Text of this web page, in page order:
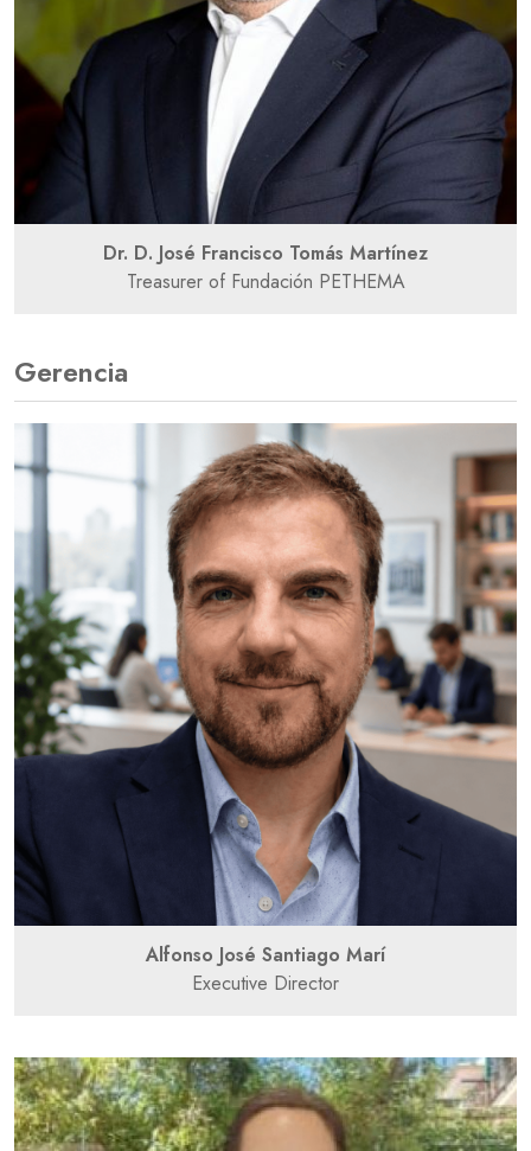
Dr. D. José Francisco Tomás Martínez
Treasurer of Fundación PETHEMA
Gerencia
Alfonso José Santiago Marí
Executive Director